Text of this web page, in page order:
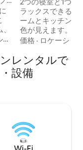
ラックスできる湖畔の物
ームとキッチンか
色が見えます。 両方の寝室に薄型テレビ
があります。 クイーンベッド1台とフルベ
アクセスが含まれ
ボートランプは数
す）。 素晴らしいスイミング、釣り、カ
しい夕日を眺めな
に最適です。
価格 · ロケーショ
レンタルで
設備